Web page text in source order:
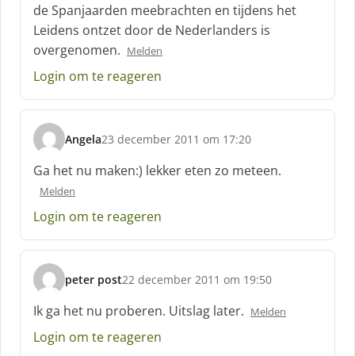
de Spanjaarden meebrachten en tijdens het
Leidens ontzet door de Nederlanders is
overgenomen. Melden
Login om te reageren
Angela
s
c
h
e
f
23 december 2011 om 17:20
Ga het nu maken:) lekker eten zo meteen.
Melden
Login om te reageren
peter post
s
c
h
r
22 december 2011 om 19:50
Ik ga het nu proberen. Uitslag later. Melden
Login om te reageren